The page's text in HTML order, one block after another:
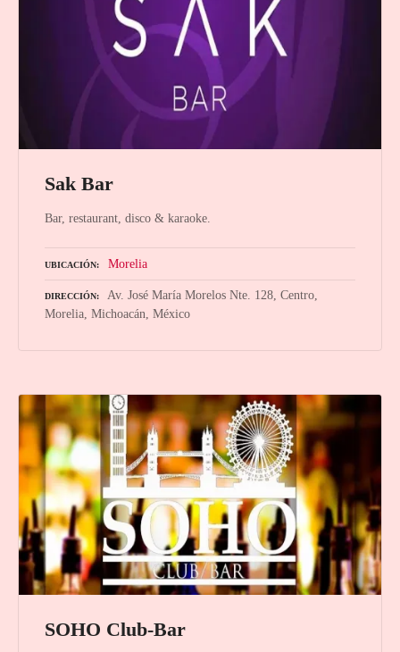
Sak Bar
Bar, restaurant, disco & karaoke.
UBICACIÓN Morelia
DIRECCIÓN
Av. José María Morelos Nte. 128, Centro,
Morelia, Michoacán, México
SOHO Club-Bar